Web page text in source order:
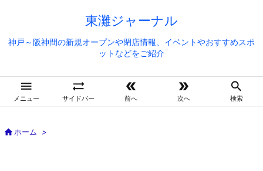
東灘ジャーナル
神戸～阪神間の新規オープンや閉店情報、イベントやおすすめスポ
ットなどをご紹介

メニュー

サイドバー

前へ

次へ

検索
ホーム >